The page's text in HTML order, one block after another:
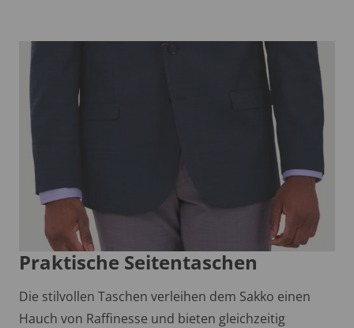
Praktische Seitentaschen
Die stilvollen Taschen verleihen dem Sakko einen
Hauch von Raffinesse und bieten gleichzeitig